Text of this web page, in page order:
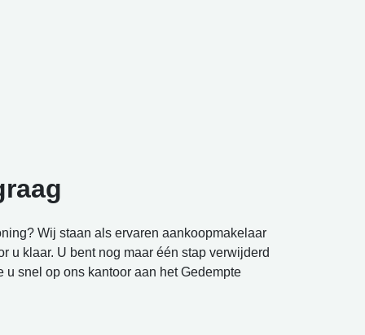
Wij staan als ervaren aankoopmakelaar
u klaar. U bent nog maar één stap verwijderd
snel op ons kantoor aan het Gedempte